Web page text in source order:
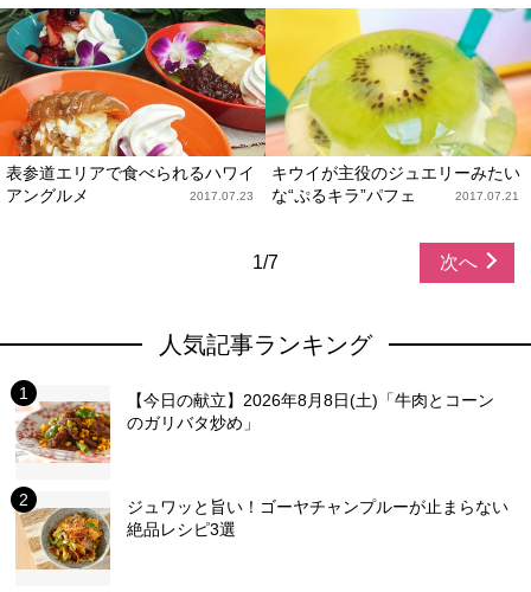
表参道エリアで食べられるハワイ
アングルメ
2017.07.23
キウイが主役のジュエリーみたい
な“ぷるキラ”パフェ
2017.07.21
1/7 次へ
人気記事ランキング
【今日の献立】2026年8月8日(土)「牛肉とコーン
のガリバタ炒め」
ジュワッと旨い！ゴーヤチャンプルーが止まらない
絶品レシピ3選